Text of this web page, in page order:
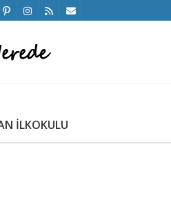
İLKOKULU